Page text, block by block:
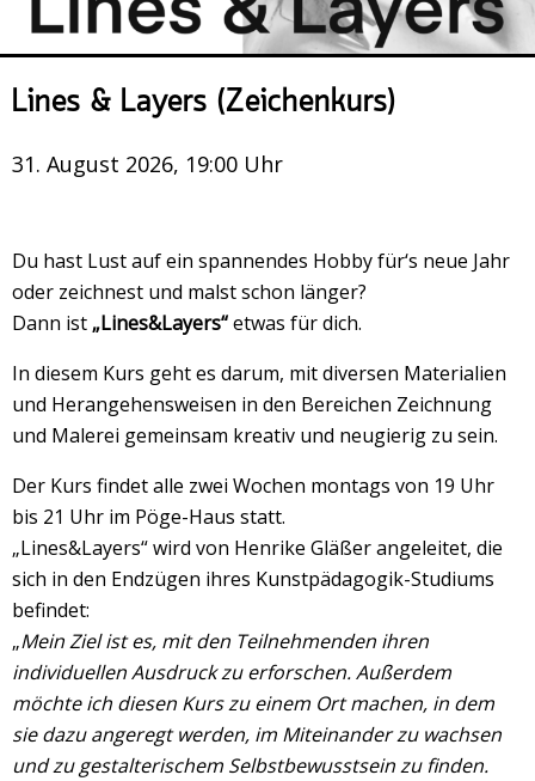
Mitarbeit
Veranstaltungsrückblick
Kontakt und Anfahrt
Presse/Newsletter
Lines & Layers (Zeichenkurs)
31. August 2026, 19:00 Uhr
Du hast Lust auf ein spannendes Hobby für‘s neue Jahr
oder zeichnest und malst schon länger?
Dann ist „Lines&Layers“etwas für dich.
In diesem Kurs geht es darum, mit diversen Materialien
und Herangehensweisen in den Bereichen Zeichnung
und Malerei gemeinsam kreativ und neugierig zu sein.
Der Kurs findet alle zwei Wochen montags von 19 Uhr
bis 21 Uhr im Pöge-Haus statt.
„Lines&Layers“ wird von Henrike Gläßer angeleitet, die
sich in den Endzügen ihres Kunstpädagogik-Studiums
befindet:
„Mein Ziel ist es, mit den Teilnehmenden ihren
individuellen Ausdruck zu erforschen. Außerdem
möchte ich diesen Kurs zu einem Ort machen, in dem
sie dazu angeregt werden, im Miteinander zu wachsen
und zu gestalterischem Selbstbewusstsein zu finden.